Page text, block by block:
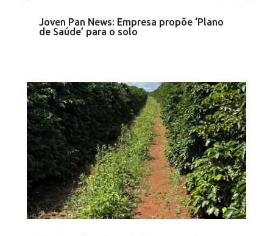
Joven Pan News: Empresa propõe ‘Plano
de Saúde’ para o solo